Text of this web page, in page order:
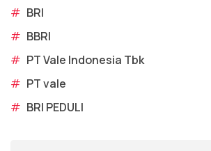
# BRI
# BBRI
# PT Vale Indonesia Tbk
# PT vale
# BRI PEDULI